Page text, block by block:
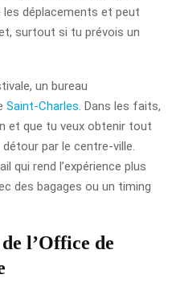
les déplacements et peut
surtout si tu prévois un
un bureau
Saint-Charles . Dans les faits,
et que tu veux obtenir tout
par le centre-ville.
qui rend l’expérience plus
des bagages ou un timing
l’Office de